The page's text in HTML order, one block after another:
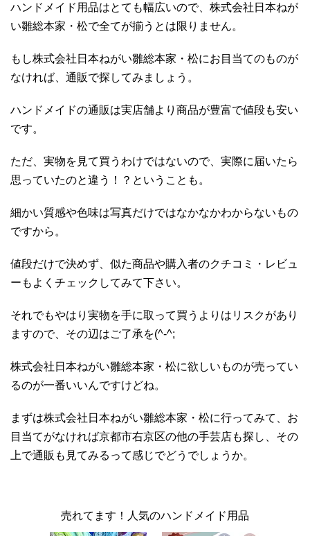
ハンドメイド用品はとても幅広いので、株式会社日本ねが
い雛総本家・松で全てが揃うとは限りません。
もし株式会社日本ねがい雛総本家・松にお目当てのものが
なければ、通販で探してみましょう。
ハンドメイドの通販は実店舗より商品が豊富で値段も安い
です。
ただ、実物を見て買うわけではないので、実際に届いたら
思っていたのと違う！？ということも。
細かい質感や色味は写真だけではなかなかわからないもの
ですから。
値段だけで決めず、似た商品や購入者のクチコミ・レビュ
ーもよくチェックしてみて下さい。
それでもやはり実物を手に取って買うよりはリスクがあり
ますので、その辺はご了承を(^-^;
株式会社日本ねがい雛総本家・松に欲しいものが売ってい
るのが一番いいんですけどね。
まずは株式会社日本ねがい雛総本家・松に行ってみて、お
目当てがなければ京都市右京区の他の手芸店も探し、その
上で通販も見てみるって感じでどうでしょうか。
売れてます！人気のハンドメイド用品